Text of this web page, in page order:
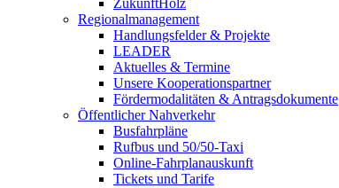
ZukunftHolz
Regionalmanagement
Handlungsfelder & Projekte
LEADER
Aktuelles & Termine
Unsere Kooperationspartner
Fördermodalitäten & Antragsdokumente
Öffentlicher Nahverkehr
Busfahrpläne
Rufbus und 50/50-Taxi
Online-Fahrplanauskunft
Tickets und Tarife